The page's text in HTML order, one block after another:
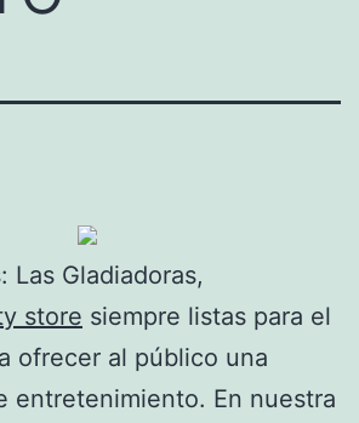
Las Gladiadoras,
store siempre listas para el
ofrecer al público una
entretenimiento. En nuestra